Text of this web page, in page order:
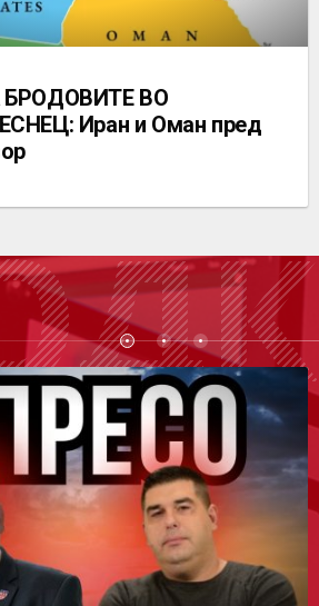
ВО
Иран и Оман пред